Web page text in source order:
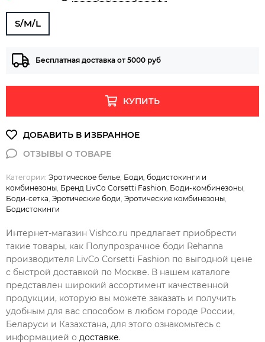
S/M/L
Бесплатная доставка от 5000 руб
КУПИТЬ
Категории: Эротическое белье Боди, бодистокинги и
комбинезоны Бренд LivCo Corsetti Fashion Боди-комбинезоны
Боди-сетка Эротические боди Эротические комбинезоны
Бодистокинги
Интернет-магазин Vishco.ru предлагает приобрести
такие товары, как Полупрозрачное боди Rehanna
производителя LivCo Corsetti Fashion по выгодной цене
с быстрой доставкой по Москве. В нашем каталоге
представлен широкий ассортимент качественной
продукции, которую вы можете заказать и получить
удобным для вас способом в любом городе России,
Беларуси и Казахстана, для этого ознакомьтесь с
информацией о доставке.